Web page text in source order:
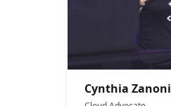
Cynthia Zanoni